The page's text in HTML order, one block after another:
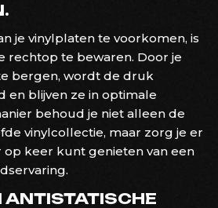
je vinylplaten te voorkomen, is
rechtop te bewaren. Door je
bergen, wordt de druk
en blijven ze in optimale
behoud je niet alleen de
vinylcollectie, maar zorg je er
op keer kunt genieten van een
ANTISTATISCHE